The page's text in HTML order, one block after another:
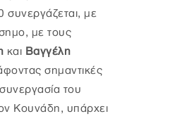
συνεργάζεται, με
με τους
και Βαγγέλη
σημαντικές
συνεργασία του
Κουνάδη, υπάρχει